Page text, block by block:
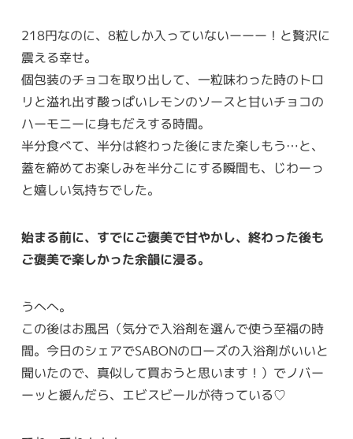
218円なのに、8粒しか入っていないーーー！と贅沢に
震える幸せ。
個包装のチョコを取り出して、一粒味わった時のトロ
リと溢れ出す酸っぱいレモンのソースと甘いチョコの
ハーモニーに身もだえする時間。
半分食べて、半分は終わった後にまた楽しもう…と、
蓋を締めてお楽しみを半分こにする瞬間も、じわーっ
と嬉しい気持ちでした。
始まる前に、すでにご褒美で甘やかし、終わった後も
ご褒美で楽しかった余韻に浸る。
うへへ。
この後はお風呂（気分で入浴剤を選んで使う至福の時
間。今日のシェアでSABONのローズの入浴剤がいいと
聞いたので、真似して買おうと思います！）でノバー
ーッと緩んだら、エビスビールが待っている♡